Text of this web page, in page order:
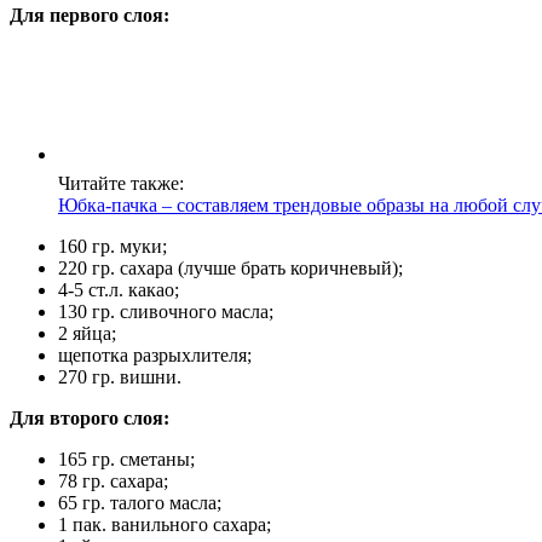
Для первого слоя:
Читайте также:
Юбка-пачка – составляем трендовые образы на любой
160 гр. муки;
220 гр. сахара (лучше брать коричневый);
4-5 ст.л. какао;
130 гр. сливочного масла;
2 яйца;
щепотка разрыхлителя;
270 гр. вишни.
Для второго слоя:
165 гр. сметаны;
78 гр. сахара;
65 гр. талого масла;
1 пак. ванильного сахара;